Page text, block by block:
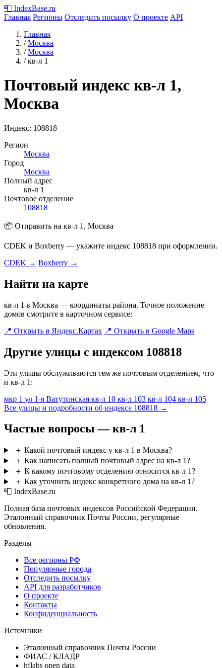
📮 IndexBase.ru
Главная Регионы Отследить посылку О проекте API
Главная
/ Москва
/ Москва
/ кв-л 1
Почтовый индекс кв-л 1,
Москва
Индекс: 108818
Регион
Москва
Город
Москва
Полный адрес
кв-л 1
Почтовое отделение
108818
📦 Отправить на кв-л 1, Москва
CDEK и Boxberry — укажите индекс 108818 при оформлении.
CDEK → Boxberry →
Найти на карте
кв-л 1 в Москва — координаты района. Точное положение
домов смотрите в карточном сервисе:
📍 Открыть в Яндекс.Картах 📍 Открыть в Google Maps
Другие улицы с индексом 108818
Эти улицы обслуживаются тем же почтовым отделением, что
и кв-л 1:
мкр 1 ул 1-я Ватутинская кв-л 10 кв-л 103 кв-л 104 кв-л 105
Все улицы и подробности об индексе 108818 →
Частые вопросы — кв-л 1
＋ Какой почтовый индекс у кв-л 1 в Москва?
＋ Как написать полный почтовый адрес на кв-л 1?
＋ К какому почтовому отделению относится кв-л 1?
＋ Как уточнить индекс конкретного дома на кв-л 1?
📮 IndexBase.ru
Полная база почтовых индексов Российской Федерации.
Эталонный справочник Почты России, регулярные
обновления.
Разделы
Все регионы РФ
Популярные города
Отследить посылку
API для разработчиков
О проекте
Контакты
Конфиденциальность
Источники
Эталонный справочник Почты России
ФИАС / КЛАДР
hflabs open data